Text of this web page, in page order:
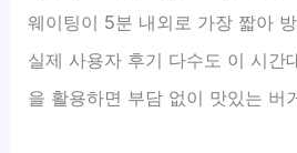
웨이팅이 5분 내외로 가장 짧아
실제 사용자 후기 다수도 이 시간
을 활용하면 부담 없이 맛있는 버